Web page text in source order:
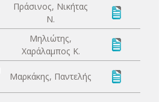
Πράσινος, Νικήτας
Ν.
Μηλιώτης,
Χαράλαμπος Κ.
Μαρκάκης, Παντελής